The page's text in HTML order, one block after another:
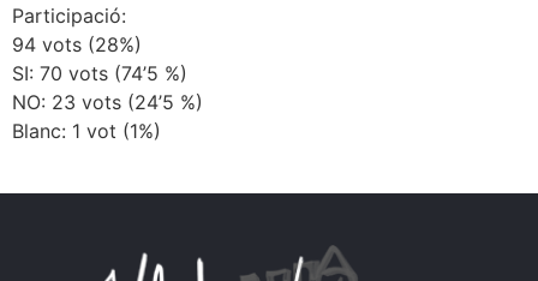
Participació:
94 vots (28%)
SI: 70 vots (74’5 %)
NO: 23 vots (24’5 %)
Blanc: 1 vot (1%)